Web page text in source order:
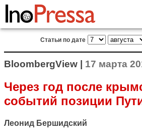
Статьи по дате
BloombergView | 17 марта
Через год после
событий позиции
Леонид Бершидский